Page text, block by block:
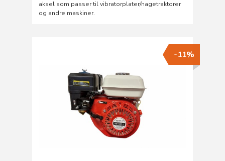
aksel som passer til vibratorplater/hagetraktorer
og andre maskiner.
-11%